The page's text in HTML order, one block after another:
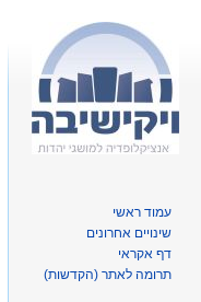
עמוד ראשי
שינויים אחרונים
דף אקראי
תרומה לאתר (הקדשות)